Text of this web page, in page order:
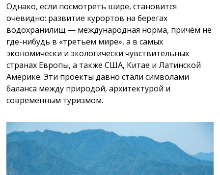
Однако, если посмотреть шире, становится
очевидно: развитие курортов на берегах
водохранилищ — международная норма, причём не
где-нибудь в «третьем мире», а в самых
экономически и экологически чувствительных
странах Европы, а также США, Китае и Латинской
Америке. Эти проекты давно стали символами
баланса между природой, архитектурой и
современным туризмом.